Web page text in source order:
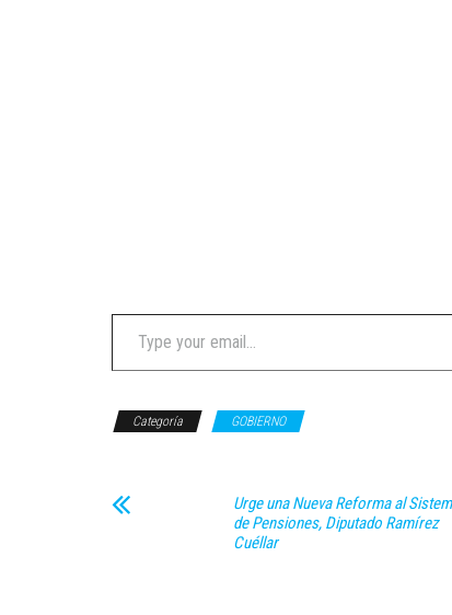
Type your email…
Categoría GOBIERNO
Urge una Nueva Reforma al
de Pensiones, Diputado Ramírez
Cuéllar